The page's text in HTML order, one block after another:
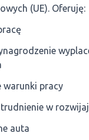
(UE). Oferuję:
warunki pracy
w
auta